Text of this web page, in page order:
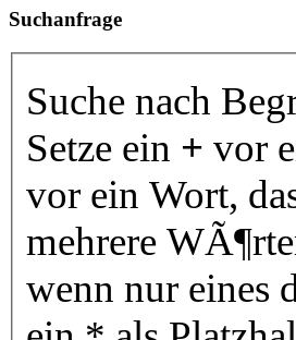
Suchanfrage
Suche nach
Setze ein + vor
vor ein Wort,
mehrere
wenn nur eines